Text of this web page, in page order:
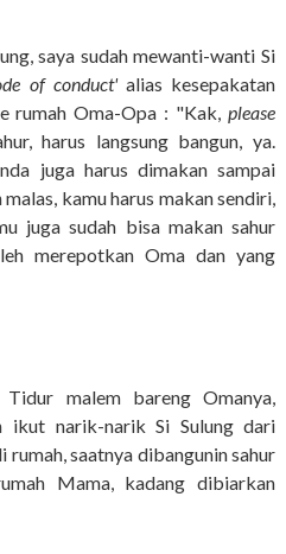
saya sudah mewanti-wanti Si
of conduct'alias kesepakatan
rumah Oma-Opa : "Kak,please
harus langsung bangun, ya.
juga harus dimakan sampai
kamu harus makan sendiri,
juga sudah bisa makan sahur
merepotkan Oma dan yang
Tidur malem bareng Omanya,
ikut narik-narik Si Sulung dari
saatnya dibangunin sahur
Mama, kadang dibiarkan